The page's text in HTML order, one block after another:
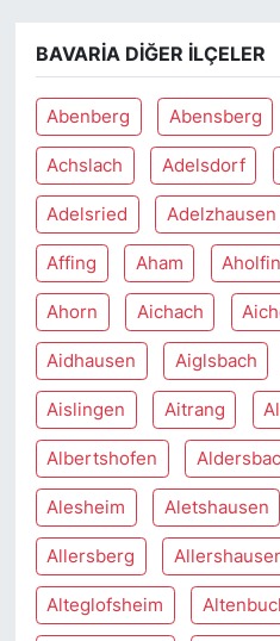
BAVARIA DIĞER İLÇELER
Abenberg Abensberg
Achslach Adelsdorf
Adelsried Adelzhausen
Affing Aham
Ahorn Aichach
Aidhausen Aiglsbach
Aislingen Aitrang
Albertshofen
Alesheim Aletshausen
Allersberg
Alteglofsheim